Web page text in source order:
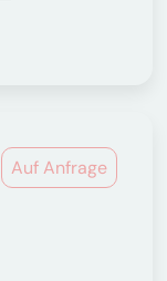
Auf Anfrage